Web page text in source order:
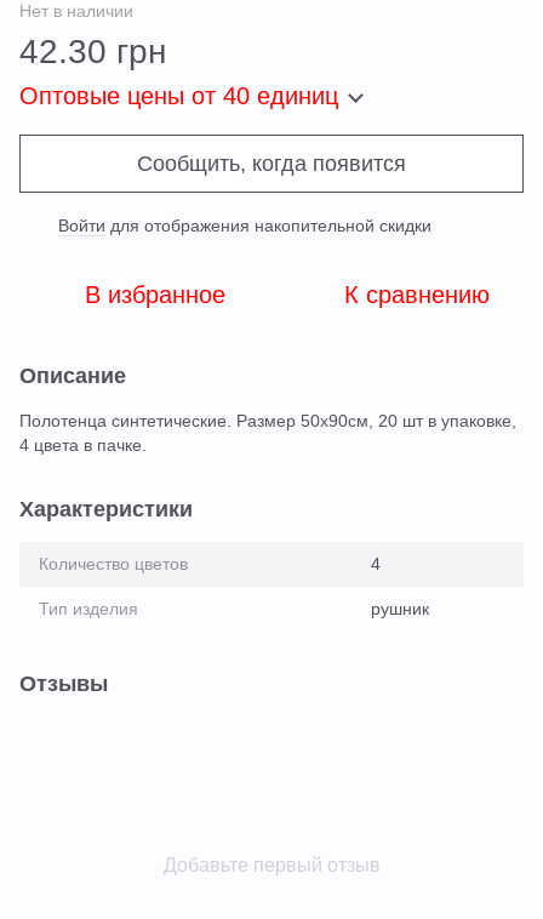
Нет в наличии
42.30 грн
Оптовые цены от 40 единиц
Сообщить, когда появится
Войти для отображения накопительной скидки
В избранное К сравнению
Описание
Полотенца синтетические. Размер 50х90см, 20 шт в упаковке,
4 цвета в пачке.
Характеристики
Количество цветов 4
Тип изделия рушник
Отзывы
Добавьте первый отзыв